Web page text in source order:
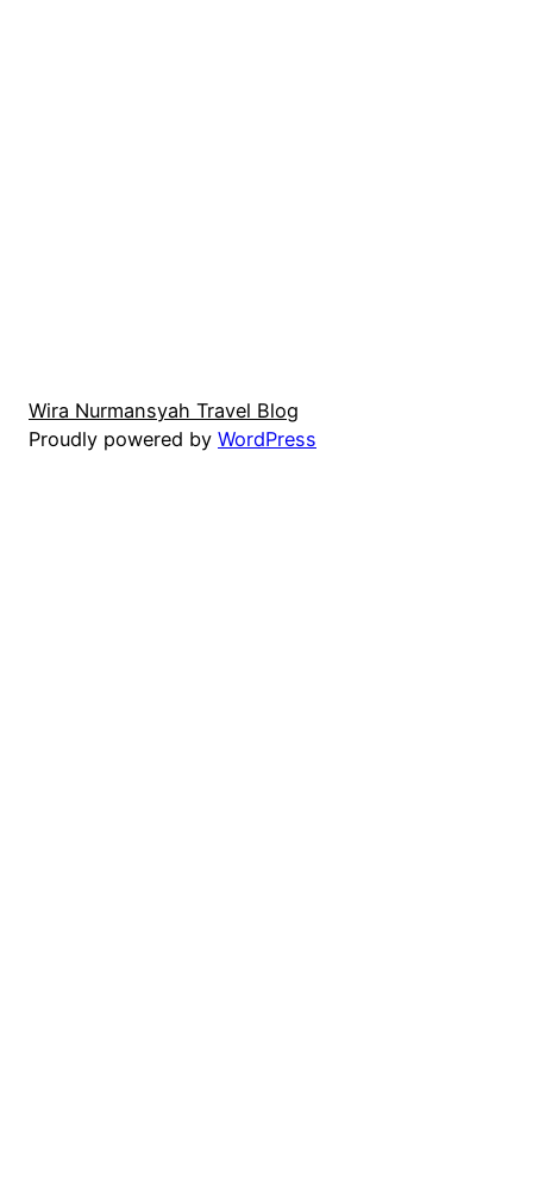
Wira Nurmansyah Travel Blog
Proudly powered by WordPress